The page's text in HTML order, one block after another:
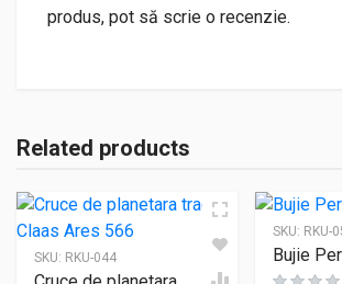
produs, pot să scrie o recenzie.
Related products
SKU: RKU-044
SKU: RKU-
Bujie